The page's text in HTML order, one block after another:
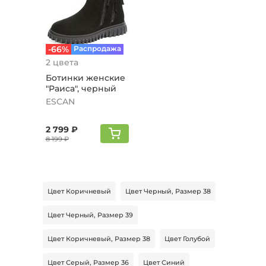
-66% Распродажа
2 цвета
Ботинки женские
"Раиса", черный
ESCAN
2 799 ₽
8 199 ₽
Цвет Коричневый Цвет Черный, Размер 38
Цвет Черный, Размер 39
Цвет Коричневый, Размер 38 Цвет Голубой
Цвет Серый, Размер 36 Цвет Синий